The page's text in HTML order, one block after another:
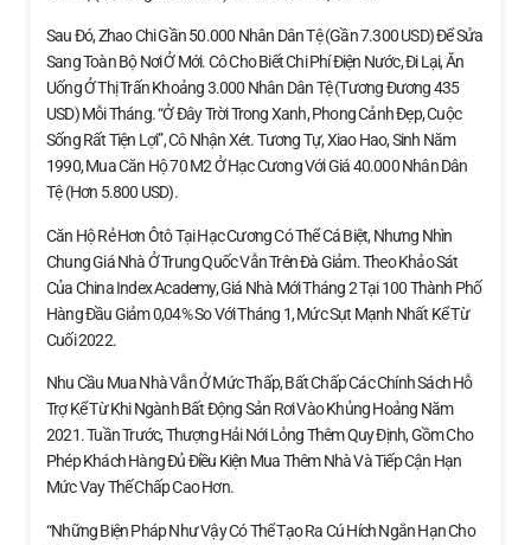
Sau Đó, Zhao Chi Gần 50.000 Nhân Dân Tệ (gần 7.300 USD) Để Sửa
Sang Toàn Bộ Nơi Ở Mới. Cô Cho Biết Chi Phí Điện Nước, Đi Lại, Ăn
Uống Ở Thị Trấn Khoảng 3.000 Nhân Dân Tệ (tương Đương 435
USD) Mỗi Tháng. “Ở Đây Trời Trong Xanh, Phong Cảnh Đẹp, Cuộc
Sống Rất Tiện Lợi”, Cô Nhận Xét. Tương Tự, Xiao Hao, Sinh Năm
1990, Mua Căn Hộ 70 M2 Ở Hạc Cương Với Giá 40.000 Nhân Dân
Tệ (hơn 5.800 USD).
Căn Hộ Rẻ Hơn Ôtô Tại Hạc Cương Có Thể Cá Biệt, Nhưng Nhìn
Chung Giá Nhà Ở Trung Quốc Vẫn Trên Đà Giảm. Theo Khảo Sát
Của China Index Academy, Giá Nhà Mới Tháng 2 Tại 100 Thành Phố
Hàng Đầu Giảm 0,04% So Với Tháng 1, Mức Sụt Mạnh Nhất Kể Từ
Cuối 2022.
Nhu Cầu Mua Nhà Vẫn Ở Mức Thấp, Bất Chấp Các Chính Sách Hỗ
Trợ Kể Từ Khi Ngành Bất Động Sản Rơi Vào Khủng Hoảng Năm
2021. Tuần Trước, Thượng Hải Nới Lỏng Thêm Quy Định, Gồm Cho
Phép Khách Hàng Đủ Điều Kiện Mua Thêm Nhà Và Tiếp Cận Hạn
Mức Vay Thế Chấp Cao Hơn.
“Những Biện Pháp Như Vậy Có Thể Tạo Ra Cú Hích Ngắn Hạn Cho